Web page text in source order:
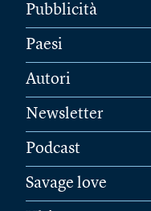
Pubblicità
Paesi
Autori
Newsletter
Podcast
Savage love